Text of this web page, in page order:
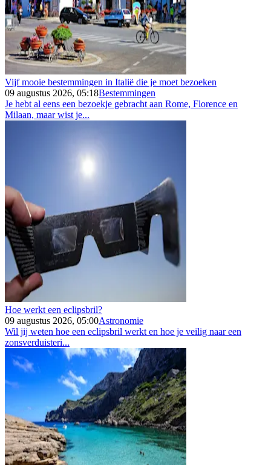
Vijf mooie bestemmingen in Italië die je moet bezoeken
09 augustus 2026, 05:18Bestemmingen
Je hebt al eens een bezoekje gebracht aan Rome, Florence en
Milaan, maar wist je...
Hoe werkt een eclipsbril?
09 augustus 2026, 05:00Astronomie
Wil jij weten hoe een eclipsbril werkt en hoe je veilig naar een
zonsverduisteri...